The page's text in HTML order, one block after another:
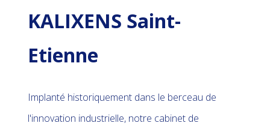
KALIXENS Saint-
Etienne
Implanté historiquement dans le berceau de
l'innovation industrielle, notre cabinet de